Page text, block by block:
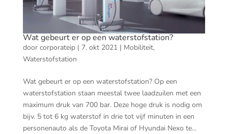
Wat gebeurt er op een waterstofstation?
door corporateip| 7. okt 2021| Mobiliteit,
Waterstofstation
Wat gebeurt er op een waterstofstation? Op een
waterstofstation staan meestal twee laadzuilen met een
maximum druk van 700 bar. Deze hoge druk is nodig om
bijv. 5 tot 6 kg waterstof in drie tot vijf minuten in een
personenauto als de Toyota Mirai of Hyundai Nexo te...